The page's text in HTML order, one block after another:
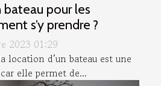
bateau pour les
s’y prendre ?
2023 01:29
location d’un bateau est une
elle permet de...